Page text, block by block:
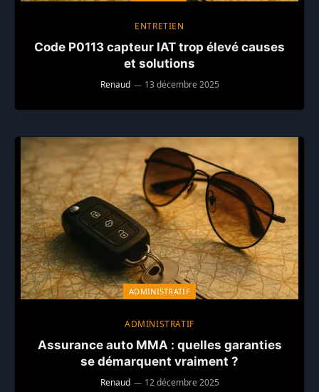
ENTRETIEN
Code P0113 capteur IAT trop élevé causes
et solutions
Renaud 13 décembre 2025
ADMINISTRATIF
ADMINISTRATIF
Assurance auto MMA : quelles garanties
se démarquent vraiment ?
Renaud 12 décembre 2025